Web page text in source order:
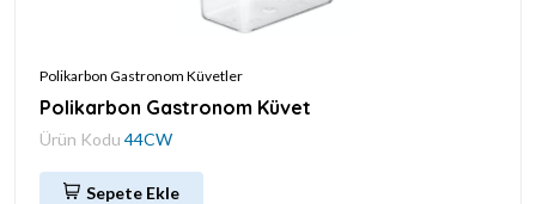
Polikarbon Gastronom Küvetler
Polikarbon Gastronom Küvet
Ürün Kodu 44CW
Sepete Ekle